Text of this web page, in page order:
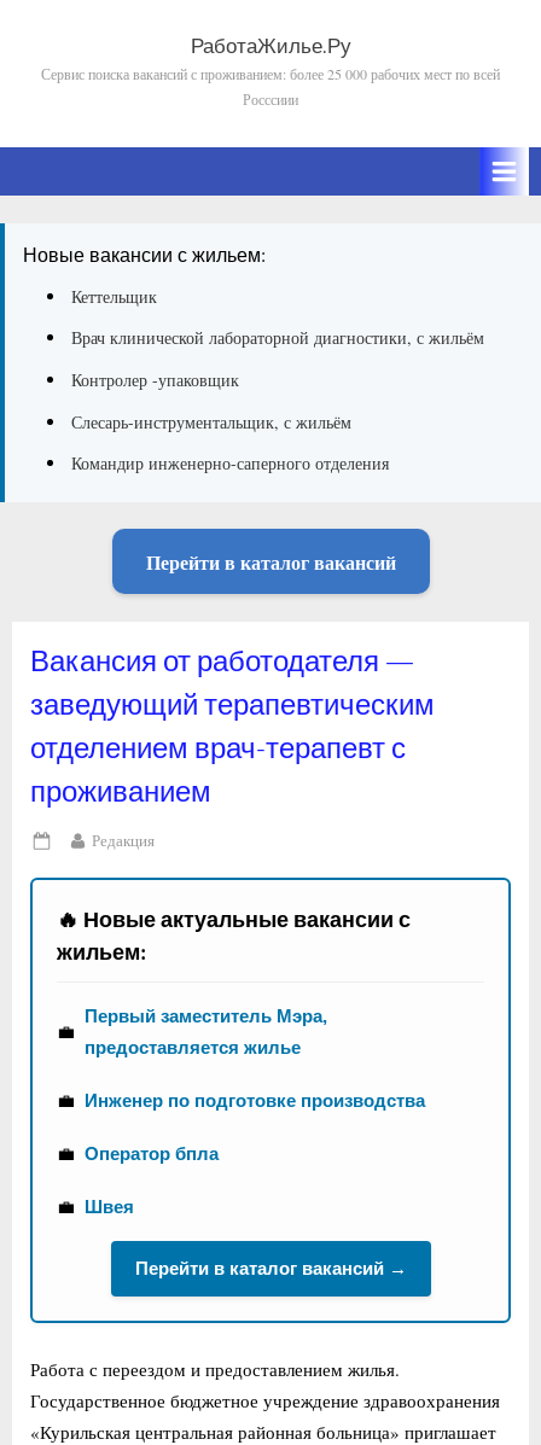
content
РаботаЖилье.Ру
Сервис поиска вакансий с проживанием: более 25 000 рабочих мест по всей
Росссиии
Новые вакансии с жильем:
Кеттельщик
Врач клинической лабораторной диагностики, с жильём
Контролер -упаковщик
Слесарь-инструментальщик, с жильём
Командир инженерно-саперного отделения
Перейти в каталог вакансий
Вакансия от работодателя —
заведующий терапевтическим
отделением врач-терапевт с
проживанием
Posted
on
By
Редакция
🔥 Новые актуальные вакансии с
жильем:
💼
Первый заместитель Мэра,
предоставляется жилье
💼 Инженер по подготовке производства
💼 Оператор бпла
💼 Швея
Перейти в каталог вакансий →
Работа с переездом и предоставлением жилья.
Государственное бюджетное учреждение здравоохранения
«Курильская центральная районная больница» приглашает